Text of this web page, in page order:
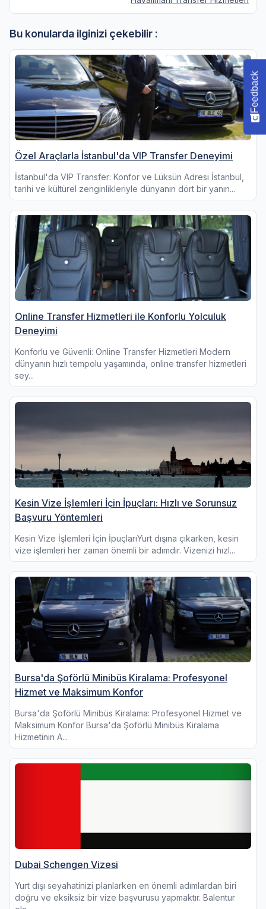
Bu konularda ilginizi çekebilir :
Özel Araçlarla İstanbul'da VIP Transfer Deneyimi
İstanbul'da VIP Transfer: Konfor ve Lüksün Adresi İstanbul,
tarihi ve kültürel zenginlikleriyle dünyanın dört bir yanın...
Online Transfer Hizmetleri ile Konforlu Yolculuk
Deneyimi
Konforlu ve Güvenli: Online Transfer Hizmetleri Modern
dünyanın hızlı tempolu yaşamında, online transfer hizmetleri
sey...
Kesin Vize İşlemleri İçin İpuçları: Hızlı ve Sorunsuz
Başvuru Yöntemleri
Kesin Vize İşlemleri İçin İpuçlarıYurt dışına çıkarken, kesin
vize işlemleri her zaman önemli bir adımdır. Vizenizi hızl...
Bursa'da Şoförlü Minibüs Kiralama: Profesyonel
Hizmet ve Maksimum Konfor
Bursa'da Şoförlü Minibüs Kiralama: Profesyonel Hizmet ve
Maksimum Konfor Bursa'da Şoförlü Minibüs Kiralama
Hizmetinin A...
Dubai Schengen Vizesi
Yurt dışı seyahatinizi planlarken en önemli adımlardan biri
doğru ve eksiksiz bir vize başvurusu yapmaktır. Balentur
Feedback